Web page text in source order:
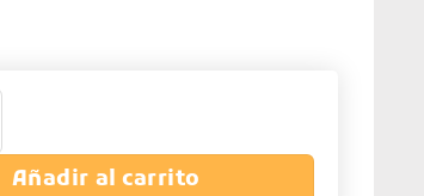
eléctrica con cabezal elevable
Añadir al carrito